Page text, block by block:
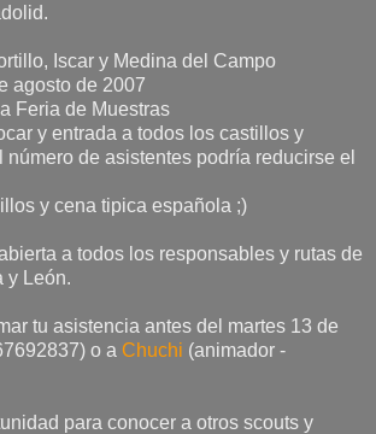
Iscar y Medina del Campo
agosto de 2007
Feria de Muestras
y entrada a todos los castillos y
número de asistentes podría reducirse el
y cena tipica española ;)
a todos los responsables y rutas de
y León.
tu asistencia antes del martes 13 de
o a Chuchi (animador -
para conocer a otros scouts y